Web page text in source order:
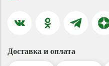
Доставка и оплата